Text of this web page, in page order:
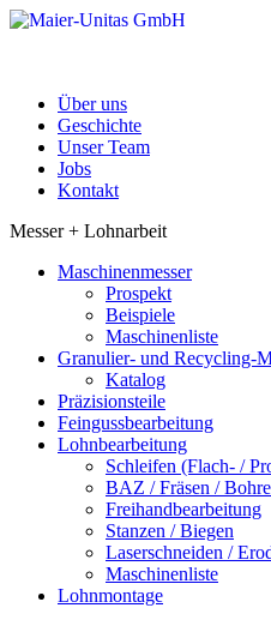
Über uns
Geschichte
Unser Team
Jobs
Kontakt
Messer + Lohnarbeit
Maschinenmesser
Prospekt
Beispiele
Maschinenliste
Granulier- und Recycling-
Katalog
Präzisionsteile
Feingussbearbeitung
Lohnbearbeitung
Schleifen (Flach- /
BAZ / Fräsen /
Freihandbearbeitung
Stanzen / Biegen
Laserschneiden /
Maschinenliste
Lohnmontage